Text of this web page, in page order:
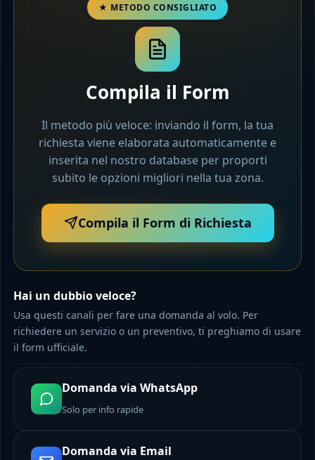
Compila il Form
Il metodo più veloce: inviando il form, la tua
richiesta viene elaborata automaticamente e
inserita nel nostro database per proporti
subito le opzioni migliori nella tua zona.
Compila il Form di Richiesta
Hai un dubbio veloce?
Usa questi canali per fare una domanda al volo. Per
richiedere un servizio o un preventivo, ti preghiamo di usare
il form ufficiale.
Domanda via WhatsApp
Solo per info rapide
Domanda via Email